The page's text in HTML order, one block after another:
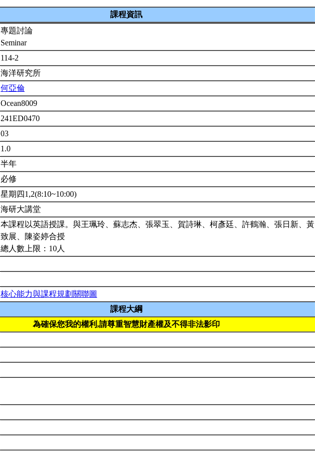
課程資訊
專題討論
Seminar
114-2
海洋研究所
何亞倫
Ocean8009
241ED0470
03
1.0
半年
必修
星期四1,2(8:10~10:00)
海研大講堂
本課程以英語授課。與王珮玲、蘇志杰、張翠玉、賀詩琳、柯彥廷、許鶴瀚、張日新、黃
致展、陳姿婷合授
總人數上限：10人
核心能力與課程規劃關聯圖
課程大綱
為確保您我的權利,請尊重智慧財產權及不得非法影印